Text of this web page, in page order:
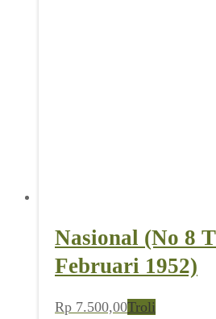
Nasional (No 8
Februari 1952)
Rp 7.500,00Troli